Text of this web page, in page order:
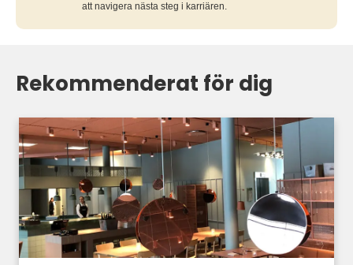
att navigera nästa steg i karriären.
Rekommenderat för dig